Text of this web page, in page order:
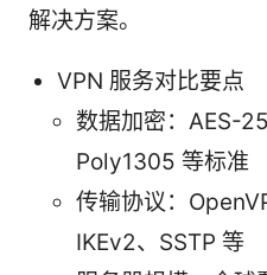
解决方案。
VPN 服务对比要点
数据加密：AES-
Poly1305 等标准
传输协议：
IKEv2、SSTP 等